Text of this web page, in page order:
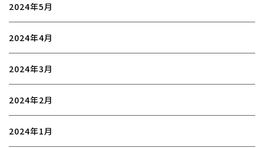
2024年5月
2024年4月
2024年3月
2024年2月
2024年1月